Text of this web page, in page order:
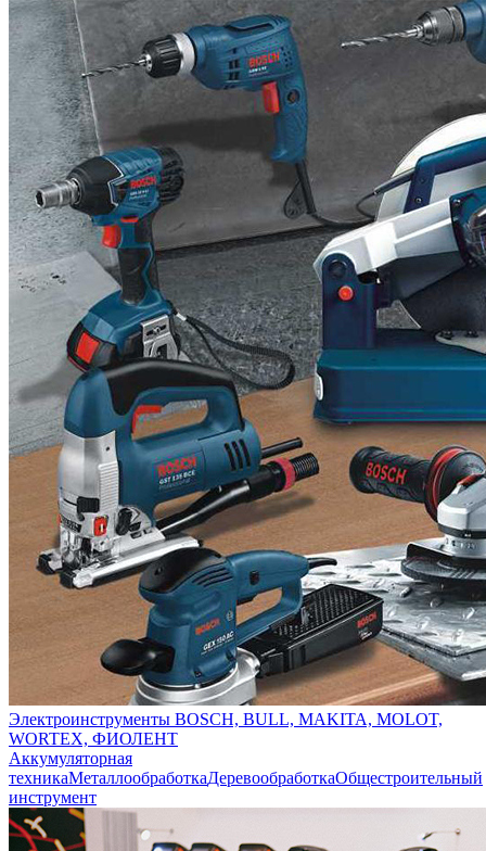
Электроинструменты BOSCH, BULL, MAKITA, MOLOT,
WORTEX, ФИОЛЕНТ
Аккумуляторная
техникаМеталлообработкаДеревообработкаОбщестроительный
инструмент